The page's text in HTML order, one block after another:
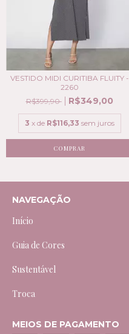
VESTIDO MIDI CURITIBA FLUITY -
2260
R$399,90
R$349,00
3 x de R$116,33 sem juros
COMPRAR
NAVEGAÇÃO
Início
Guia de Cores
Sustentável
Troca
MEIOS DE PAGAMENTO